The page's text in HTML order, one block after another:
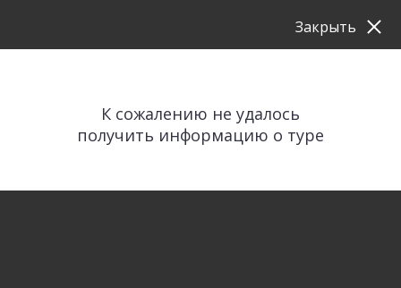
К сожалению не удалось
получить информацию о туре
Закрыть